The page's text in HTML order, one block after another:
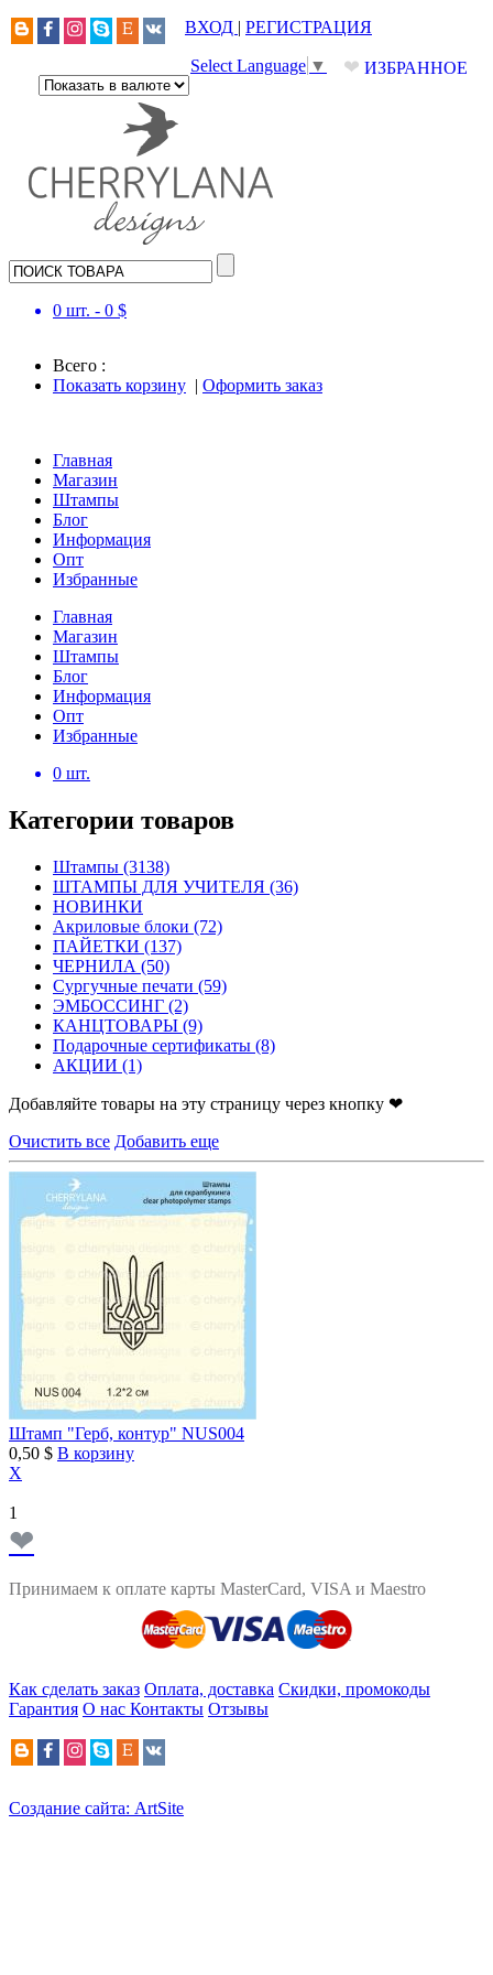
ВХОД | РЕГИСТРАЦИЯ
❤ ИЗБРАННОЕ
Select Language ▼
0 шт. - 0 $
Всего :
Показать корзину | Оформить заказ
Главная
Магазин
Штампы
Блог
Информация
Опт
Избранные
Главная
Магазин
Штампы
Блог
Информация
Опт
Избранные
0 шт.
Категории товаров
Штампы (3138)
ШТАМПЫ ДЛЯ УЧИТЕЛЯ (36)
НОВИНКИ
Акриловые блоки (72)
ПАЙЕТКИ (137)
ЧЕРНИЛА (50)
Сургучные печати (59)
ЭМБОССИНГ (2)
КАНЦТОВАРЫ (9)
Подарочные сертификаты (8)
АКЦИИ (1)
Добавляйте товары на эту страницу через кнопку ❤
Очистить все Добавить еще
Штамп "Герб, контур" NUS004
0,50 $ В корзину
X
1
❤
Принимаем к оплате карты MasterCard, VISA и Maestro
Как сделать заказ Оплата, доставка Скидки, промокоды
Гарантия О нас Контакты Отзывы
Создание сайта: ArtSite